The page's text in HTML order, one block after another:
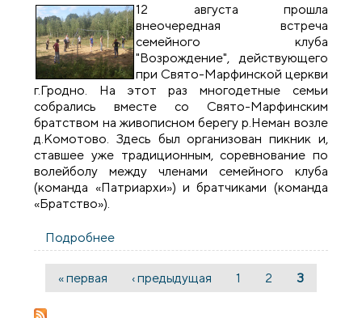
12 августа прошла
внеочередная встреча
семейного клуба
"Возрождение", действующего
при Свято-Марфинской церкви
г.Гродно. На этот раз многодетные семьи
собрались вместе со Свято-Марфинским
братством на живописном берегу р.Неман возле
д.Комотово. Здесь был организован пикник и,
ставшее уже традиционным, соревнование по
волейболу между членами семейного клуба
(команда «Патриархи») и братчиками (команда
«Братство»).
Подробнее
"Возрождение"
Страницы
« первая ‹ предыдущая 1 2 3